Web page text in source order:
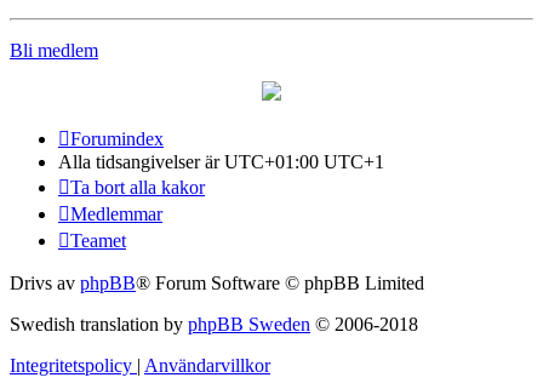
Bli medlem
Forumindex
Alla tidsangivelser är UTC+01:00 UTC+1
Ta bort alla kakor
Medlemmar
Teamet
Drivs av phpBB® Forum Software © phpBB Limited
Swedish translation by phpBB Sweden © 2006-2018
Integritetspolicy | Användarvillkor